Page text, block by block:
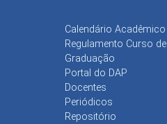
Calendário Acadêmico
Regulamento Curso de
Graduação
Portal do DAP
Docentes
Periódicos
Repositório